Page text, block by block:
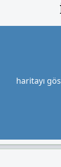
haritayı